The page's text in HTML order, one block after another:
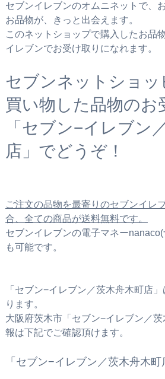
セブンイレブンのオムニネットで、
お品物が、きっと出会えます。
このネットショップで購入したお品
イレブンでお受け取りになれます。
セブンネットショッ
買い物した品物のお
「セブン−イレブン
店」でどうぞ！
ご注文の品物を最寄りのセブンイレ
合、全ての商品が送料無料です。
セブンイレブンの電子マネー
も可能です。
「セブン−イレブン／茨木舟木町店
ります。
大阪府茨木市「セブン−イレブン／
報は下記でご確認頂けます。
「セブン−イレブン／茨木舟木